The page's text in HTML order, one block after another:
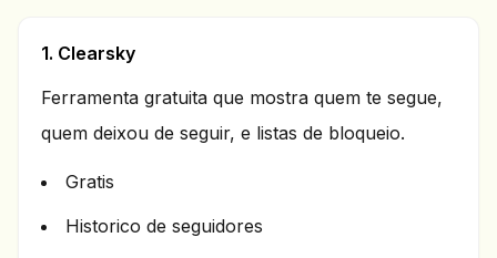
1. Clearsky
Ferramenta gratuita que mostra quem te segue,
quem deixou de seguir, e listas de bloqueio.
Gratis
Historico de seguidores